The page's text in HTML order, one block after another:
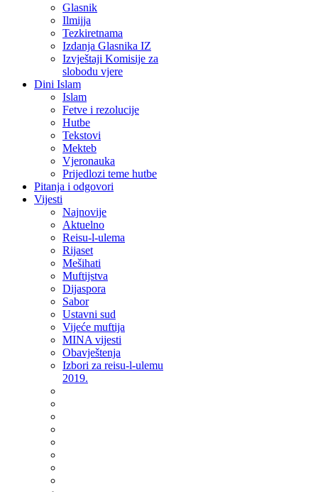
Glasnik
Ilmijja
Tezkiretnama
Izdanja Glasnika IZ
Izvještaji Komisije za
slobodu vjere
Dini Islam
Islam
Fetve i rezolucije
Hutbe
Tekstovi
Mekteb
Vjeronauka
Prijedlozi teme hutbe
Pitanja i odgovori
Vijesti
Najnovije
Aktuelno
Reisu-l-ulema
Rijaset
Mešihati
Muftijstva
Dijaspora
Sabor
Ustavni sud
Vijeće muftija
MINA vijesti
Obavještenja
Izbori za reisu-l-ulemu
2019.